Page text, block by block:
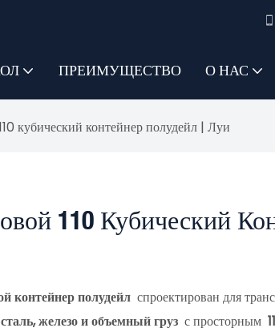
ПРЕИМУЩЕСТВО О НАС
кубический контейнер полудейл | Луи
110 Кубический
контейнер полудейл спроектирован для
сталь, железо и объемный груз с просторным